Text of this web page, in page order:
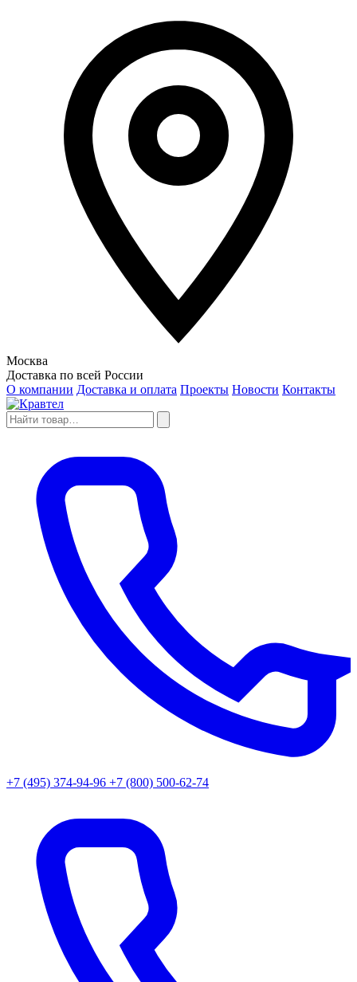
Москва
Доставка по всей России
О компании Доставка и оплата Проекты Новости Контакты
+7 (495) 374-94-96 +7 (800) 500-62-74